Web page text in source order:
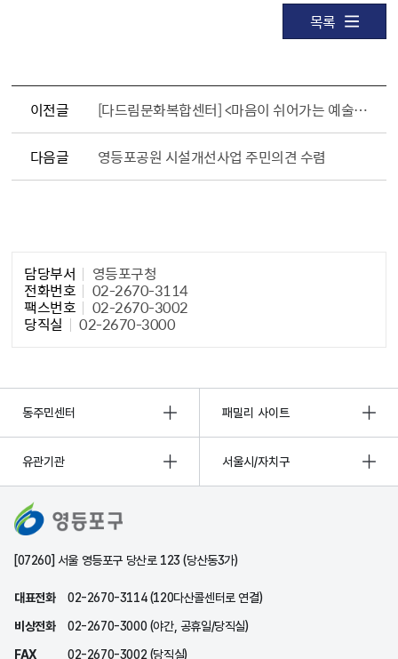
목록
이전글 [다드림문화복합센터] <마음이 쉬어가는 예술정거장> 참가자 모집 안내
다음글 영등포공원 시설개선사업 주민의견 수렴
담당부서 영등포구청
전화번호 02-2670-3114
팩스번호 02-2670-3002
당직실 02-2670-3000
동주민센터 패밀리 사이트
유관기관 서울시/자치구
[07260] 서울 영등포구 당산로 123 (당산동3가)
대표전화
02-2670-3114 (120다산콜센터로 연결)
비상전화
02-2670-3000 (야간, 공휴일/당직실)
FAX
02-2670-3002 (당직실)